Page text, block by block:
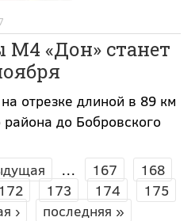
М4 «Дон» станет
отрезке длиной в 89 км
до Бобровского
… 167
168
172 173 174
175
› последняя »